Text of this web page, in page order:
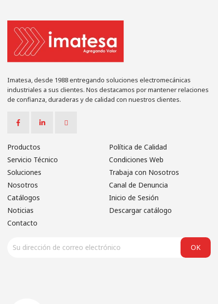
Imatesa, desde 1988 entregando soluciones electromecánicas
industriales a sus clientes. Nos destacamos por mantener relaciones
de confianza, duraderas y de calidad con nuestros clientes.
Productos
Servicio Técnico
Soluciones
Nosotros
Catálogos
Noticias
Contacto
Política de Calidad
Condiciones Web
Trabaja con Nosotros
Canal de Denuncia
Inicio de Sesión
Descargar catálogo